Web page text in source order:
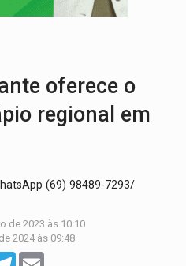
é filmado furtando moto na frente do bar
oferece o
regional em
(69) 98489-7293/
de 2023 às 10:10
2024 às 09:48
Telegram